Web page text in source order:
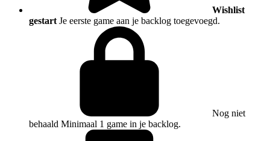
Wishlist
gestart Je eerste game aan je backlog toegevoegd.
Nog niet
behaald Minimaal 1 game in je backlog.